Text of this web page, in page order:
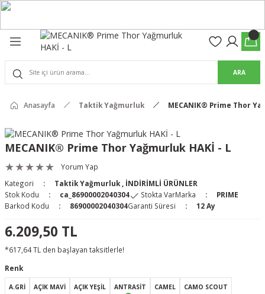
Pro Pantolon
Pantolon
& Kalkanlar
Well) ve Arka Kabzalar
ARA
Anasayfa Taktik Yağmurluk MECANIK® Prime Thor
MECANIK® Prime Thor Yağmurluk HAKİ - L
Yorum Yap
Kategori
Taktik Yağmurluk
İNDİRİMLİ ÜRÜNLER
Stok Kodu
ca_86900002040304 Stokta VarMarka
PRIME
Barkod Kodu
86900002040304Garanti Süresi 12 Ay
6.209,50 TL
*617,64 TL den başlayan taksitlerle!
Renk
A.GRİ AÇIK MAVİ AÇIK YEŞİL ANTRASİT CAMEL CAMO SCOUT